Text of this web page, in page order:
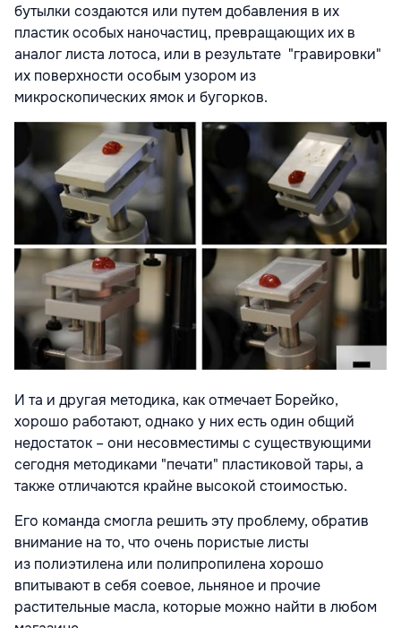
бутылки создаются или путем добавления в их
пластик особых наночастиц, превращающих их в
аналог листа лотоса, или в результате "гравировки"
их поверхности особым узором из
микроскопических ямок и бугорков.
И та и другая методика, как отмечает Борейко,
хорошо работают, однако у них есть один общий
недостаток – они несовместимы с существующими
сегодня методиками "печати" пластиковой тары, а
также отличаются крайне высокой стоимостью.
Его команда смогла решить эту проблему, обратив
внимание на то, что очень пористые листы
из полиэтилена или полипропилена хорошо
впитывают в себя соевое, льняное и прочие
растительные масла, которые можно найти в любом